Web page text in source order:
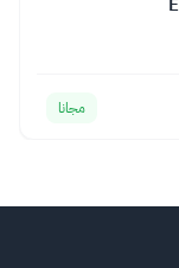
مجانا